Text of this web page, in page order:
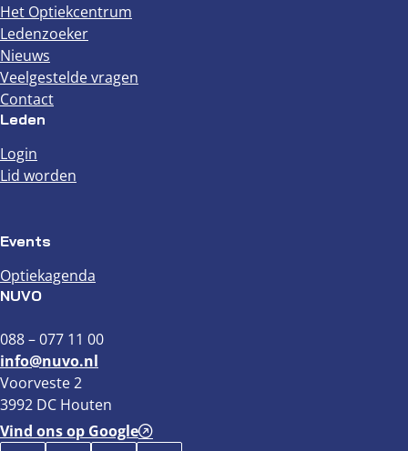
Het Optiekcentrum
Ledenzoeker
Nieuws
Veelgestelde vragen
Contact
Leden
Login
Lid worden
Events
Optiekagenda
NUVO
088 – 077 11 00
info@nuvo.nl
Voorveste 2
3992 DC Houten
Vind ons op Google